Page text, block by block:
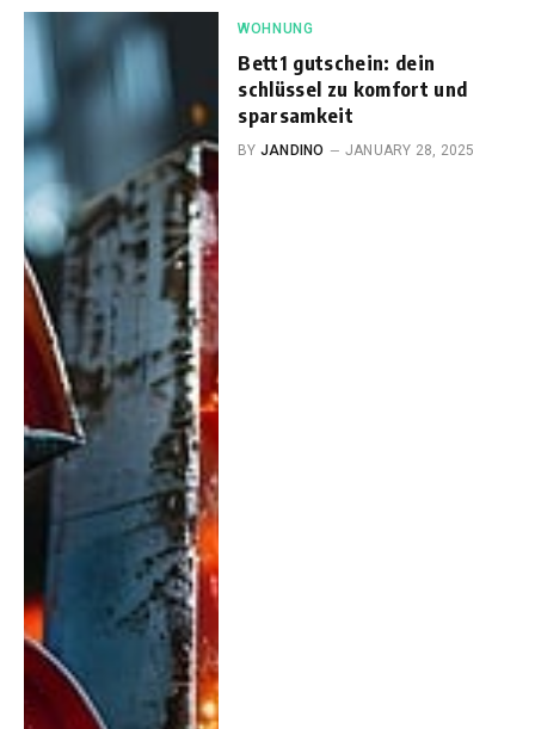
WOHNUNG
Bett1 gutschein: dein
schlüssel zu komfort und
sparsamkeit
BY JANDINO JANUARY 28, 2025